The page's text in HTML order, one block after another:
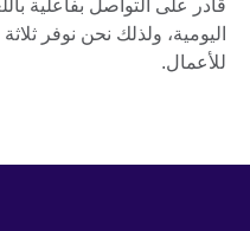
قادر على التواصل بفاعلية
اليومية، ولذلك نحن نوفر
للأعمال.